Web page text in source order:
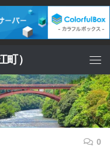
）
0